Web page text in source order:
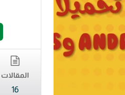
المقالات
16